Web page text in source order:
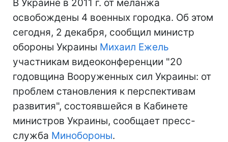
В Украине в 2011 г. от меланжа
освобождены 4 военных городка. Об этом
сегодня, 2 декабря, сообщил министр
обороны Украины Михаил Ежель
участникам видеоконференции "20
годовщина Вооруженных сил Украины: от
проблем становления к перспективам
развития", состоявшейся в Кабинете
министров Украины, сообщает пресс-
служба Минобороны.